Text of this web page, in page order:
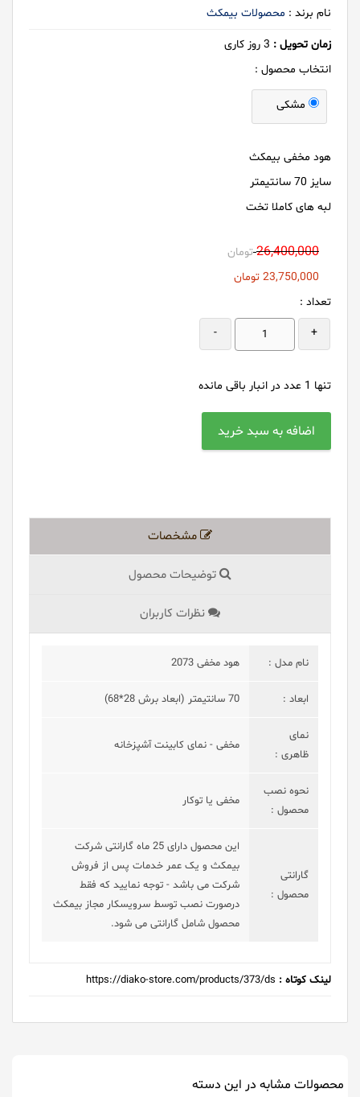
نام برند : محصولات بیمکث
زمان تحویل : 3 روز کاری
انتخاب محصول :
مشکی
هود مخفی بیمکث
سایز 70 سانتیمتر
لبه های کاملا تخت
26,400,000 تومان
23,750,000 تومان
تعداد :
+
-
تنها 1 عدد در انبار باقی مانده
مشخصات
توضیحات محصول
نظرات کاربران
نام مدل : هود مخفی 2073
ابعاد : 70 سانتیمتر (ابعاد برش 28*68)
نمای
ظاهری :
مخفی - نمای کابینت آشپزخانه
نحوه نصب
محصول :
مخفی یا توکار
گارانتی
محصول :
این محصول دارای 25 ماه گارانتی شرکت
بیمکث و یک عمر خدمات پس از فروش
شرکت می باشد - توجه نمایید که فقط
درصورت نصب توسط سرویسکار مجاز بیمکث
محصول شامل گارانتی می شود.
لینک کوتاه : https://diako-store.com/products/373/ds
محصولات مشابه در این دسته